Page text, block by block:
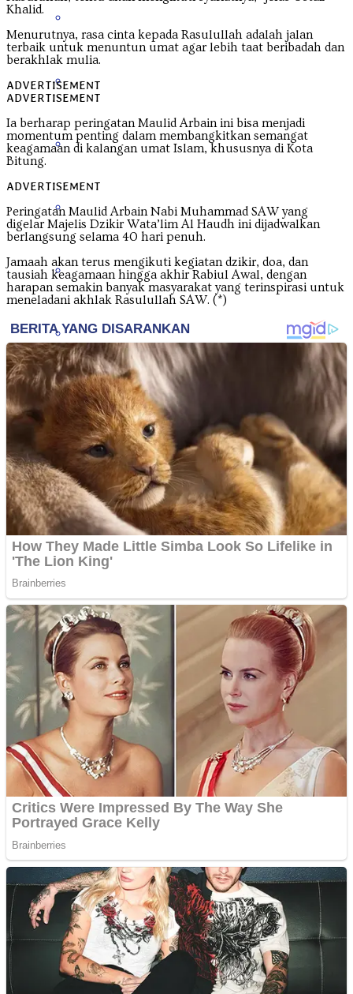
Nusa Tenggara Timur
Papua
Papua Barat
Papua Pegunungan
Papua Selatan
Papua Tengah
Riau
Sulawesi Barat
Sulawesi Tengah
Sulawesi Tenggara
Sulawesi Utara
Sumatra Selatan
Sumatra Utara
Khalid.
Menurutnya, rasa cinta kepada Rasulullah adalah jalan
terbaik untuk menuntun umat agar lebih taat beribadah dan
berakhlak mulia.
ADVERTISEMENT
ADVERTISEMENT
Ia berharap peringatan Maulid Arbain ini bisa menjadi
momentum penting dalam membangkitkan semangat
keagamaan di kalangan umat Islam, khususnya di Kota
Bitung.
ADVERTISEMENT
Peringatan Maulid Arbain Nabi Muhammad SAW yang
digelar Majelis Dzikir Wata’lim Al Haudh ini dijadwalkan
berlangsung selama 40 hari penuh.
Jamaah akan terus mengikuti kegiatan dzikir, doa, dan
tausiah keagamaan hingga akhir Rabiul Awal, dengan
harapan semakin banyak masyarakat yang terinspirasi untuk
meneladani akhlak Rasulullah SAW. (*)